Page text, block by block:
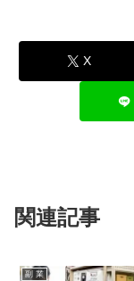
X
関連記事
副 業